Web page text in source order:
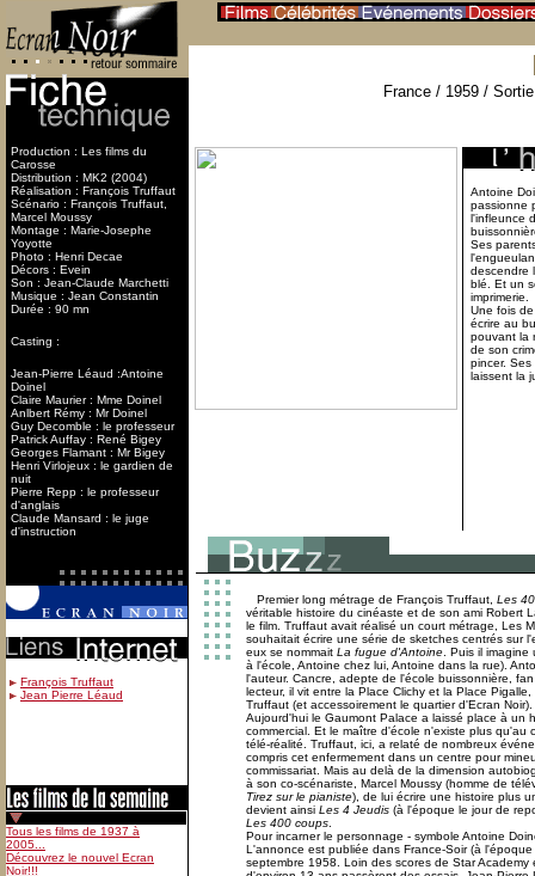
Production : Les films du
Carosse
Distribution : MK2 (2004)
Réalisation : François Truffaut
Scénario : François Truffaut,
Marcel Moussy
Montage : Marie-Josephe
Yoyotte
Photo : Henri Decae
Décors : Evein
Son : Jean-Claude Marchetti
Musique : Jean Constantin
Durée : 90 mn
Casting :
Jean-Pierre Léaud :Antoine
Doinel
Claire Maurier : Mme Doinel
Anlbert Rémy : Mr Doinel
Guy Decomble : le professeur
Patrick Auffay : René Bigey
Georges Flamant : Mr Bigey
Henri Virlojeux : le gardien de
nuit
Pierre Repp : le professeur
d'anglais
Claude Mansard : le juge
d'instruction
François Truffaut
Jean Pierre Léaud
France / 1959 /
Antoine
passionne
l'infleunce
Ses
descendre
blé. Et un
imprimerie.
Une fois
écrire au
pouvant la
de son
pincer.
laissent la
Premier long métrage de François Truffaut, Les
véritable histoire du cinéaste et de son ami Robert
le film. Truffaut avait réalisé un court métrage, Les
souhaitait écrire une série de sketches centrés sur
eux se nommait La fugue d'Antoine . Puis il
à l'école, Antoine chez lui, Antoine dans la rue).
l'auteur. Cancre, adepte de l'école buissonnière,
lecteur, il vit entre la Place Clichy et la Place
Truffaut (et accessoirement le quartier d'Ecran Noir).
Aujourd'hui le Gaumont Palace a laissé place à un
commercial. Et le maître d'école n'existe plus qu'au
télé-réalité. Truffaut, ici, a relaté de nombreux
compris cet enfermement dans un centre pour
commissariat. Mais au delà de la dimension
à son co-scénariste, Marcel Moussy (homme de
Tirez sur le pianiste), de lui écrire une histoire plus
devient ainsi Les 4 Jeudis (à l'époque le jour de
Les 400 coups
Pour incarner le personnage - symbole Antoine
L'annonce est publiée dans France-Soir (à
septembre 1958. Loin des scores de Star Academy